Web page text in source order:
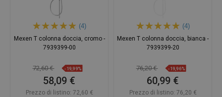
(4)
Mexen T colonna doccia, cromo -
7939399-00
72,60 € -19,99%
58,09 €
Prezzo di listino: 72,60 €
(4)
Mexen T colonna doccia, bianca -
7939399-20
76,20 € -19,96%
60,99 €
Prezzo di listino: 76,20 €